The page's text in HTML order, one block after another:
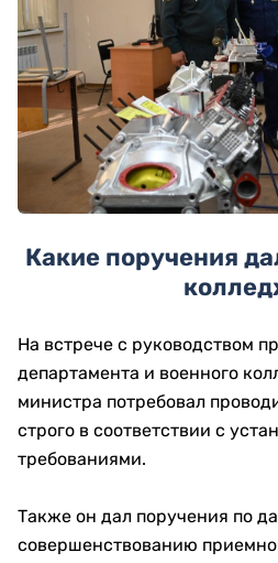
Какие поручения
На встрече с руководством
департамента и военного
министра потребовал
строго в соответствии с
требованиями.
Также он дал поручения по
совершенствованию